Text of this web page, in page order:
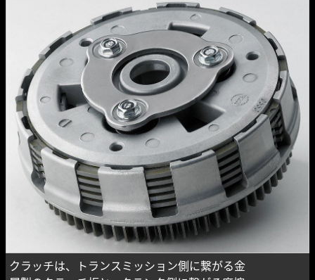
クラッチは、トランスミッション側に繋がる金